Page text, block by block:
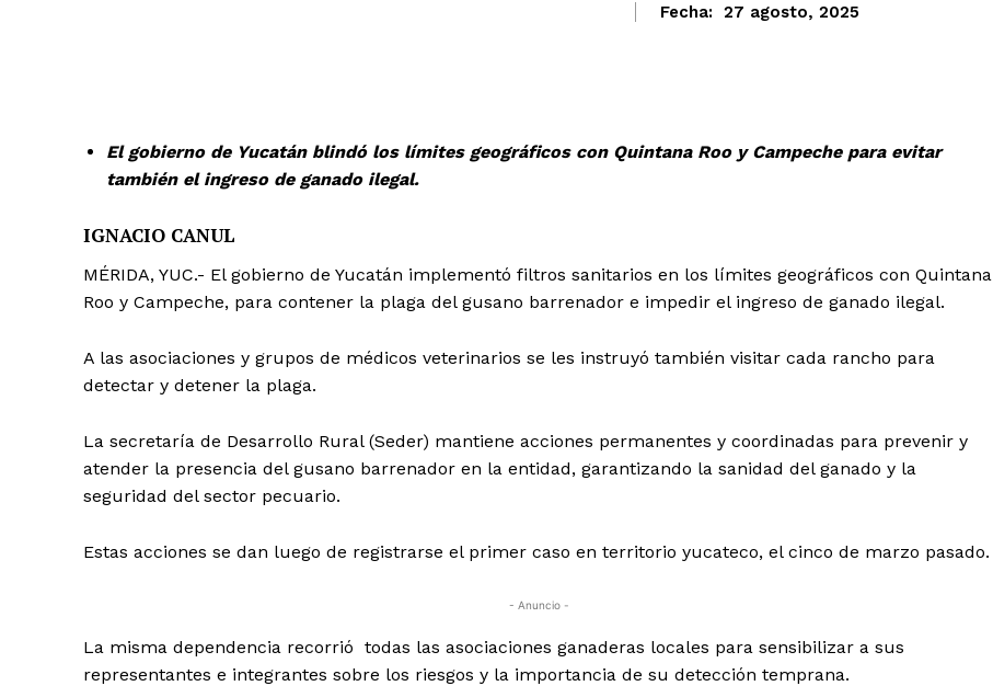
Fecha: 27 agosto, 2025
El gobierno de Yucatán blindó los límites geográficos con Quintana Roo y Campeche para evitar
también el ingreso de ganado ilegal.
IGNACIO CANUL
MÉRIDA, YUC.- El gobierno de Yucatán implementó filtros sanitarios en los límites geográficos con Quintana
Roo y Campeche, para contener la plaga del gusano barrenador e impedir el ingreso de ganado ilegal.
A las asociaciones y grupos de médicos veterinarios se les instruyó también visitar cada rancho para
detectar y detener la plaga.
La secretaría de Desarrollo Rural (Seder) mantiene acciones permanentes y coordinadas para prevenir y
atender la presencia del gusano barrenador en la entidad, garantizando la sanidad del ganado y la
seguridad del sector pecuario.
Estas acciones se dan luego de registrarse el primer caso en territorio yucateco, el cinco de marzo pasado.
- Anuncio -
La misma dependencia recorrió todas las asociaciones ganaderas locales para sensibilizar a sus
representantes e integrantes sobre los riesgos y la importancia de su detección temprana.